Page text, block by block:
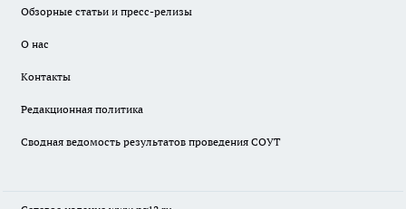
Обзорные статьи и пресс-релизы
О нас
Контакты
Редакционная политика
Сводная ведомость результатов проведения СОУТ